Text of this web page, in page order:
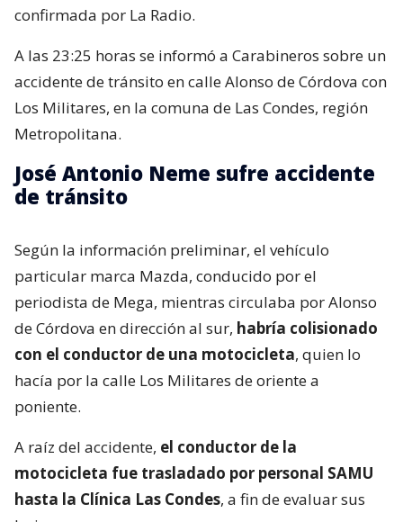
confirmada por La Radio.
A las 23:25 horas se informó a Carabineros sobre un
accidente de tránsito en calle Alonso de Córdova con
Los Militares, en la comuna de Las Condes, región
Metropolitana.
José Antonio Neme sufre accidente
de tránsito
Según la información preliminar, el vehículo
particular marca Mazda, conducido por el
periodista de Mega, mientras circulaba por Alonso
de Córdova en dirección al sur, habría colisionado
con el conductor de una motocicleta, quien lo
hacía por la calle Los Militares de oriente a
poniente.
A raíz del accidente, el conductor de la
motocicleta fue trasladado por personal SAMU
hasta la Clínica Las Condes, a fin de evaluar sus